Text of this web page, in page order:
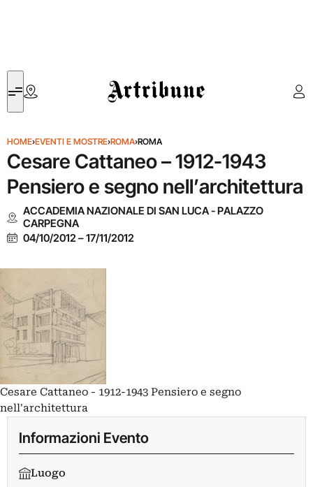
Artribune
HOME›EVENTI E MOSTRE›ROMA›ROMA
Cesare Cattaneo – 1912-1943
Pensiero e segno nell’architettura
ACCADEMIA NAZIONALE DI SAN LUCA - PALAZZO
CARPEGNA
04/10/2012–17/11/2012
Cesare Cattaneo - 1912-1943 Pensiero e segno
nell'architettura
Informazioni Evento
Luogo